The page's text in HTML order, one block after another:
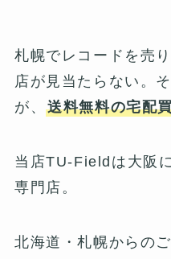
札幌でレコードを売
店が見当たらない。
が、送料無料の宅配
当店TU-Fieldは大阪
専門店。
北海道・札幌からの